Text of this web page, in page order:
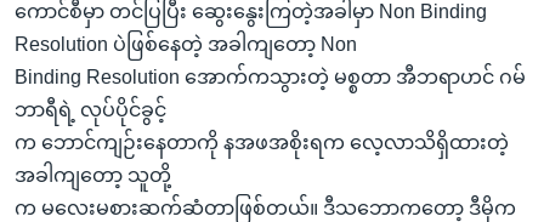
ကောင်စီမှာ တင်ပြပြီး ဆွေးနွေးကြတဲ့အခါမှာ Non Binding
Resolution ပဲဖြစ်နေတဲ့ အခါကျတော့ Non
Binding Resolution အောက်ကသွားတဲ့ မစ္စတာ အီဘရာဟင် ဂမ်
ဘာရီရဲ့ လုပ်ပိုင်ခွင့်
က ဘောင်ကျဉ်းနေတာကို နအဖအစိုးရက လေ့လာသိရှိထားတဲ့
အခါကျတော့ သူတို့
က မလေးမစားဆက်ဆံတာဖြစ်တယ်။ ဒီသဘောကတော့ ဒီမိုက